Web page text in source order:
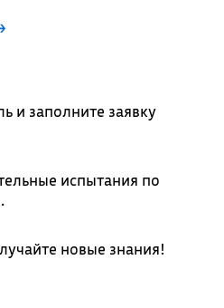
и заполните заявку
испытания по
новые знания!